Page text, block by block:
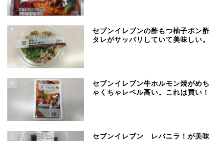
5
セブンイレブンの酢もつ柚子ポン酢
タレがサッパリしていて美味しい。
6
セブンイレブン牛ホルモン焼がめち
ゃくちゃレベル高い。これは買い！
7
セブンイレブン レバニラ！が美味